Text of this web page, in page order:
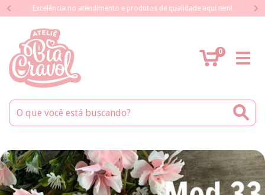
Excelência no atendimento e produtos de qualidade aqui tem!
0